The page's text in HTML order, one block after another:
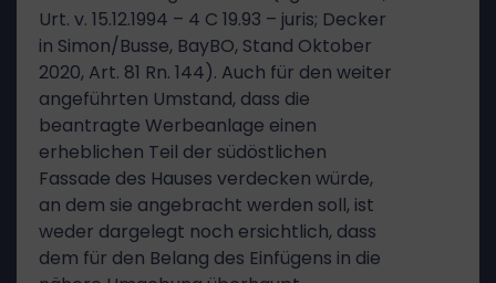
Urt. v. 15.12.1994 – 4 C 19.93 – juris; Decker
in Simon/Busse, BayBO, Stand Oktober
2020, Art. 81 Rn. 144). Auch für den weiter
angeführten Umstand, dass die
beantragte Werbeanlage einen
erheblichen Teil der südöstlichen
Fassade des Hauses verdecken würde,
an dem sie angebracht werden soll, ist
weder dargelegt noch ersichtlich, dass
dem für den Belang des Einfügens in die